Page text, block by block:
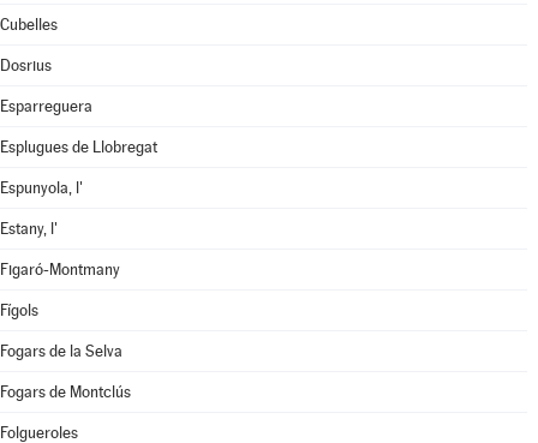
Cubelles
Dosrius
Esparreguera
Esplugues de Llobregat
Espunyola, l'
Estany, l'
Figaró-Montmany
Fígols
Fogars de la Selva
Fogars de Montclús
Folgueroles